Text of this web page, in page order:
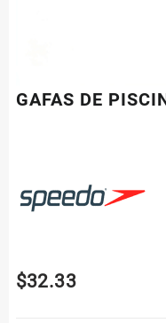
GAFAS DE
$32.33